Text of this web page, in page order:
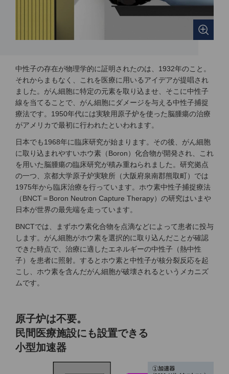
中性子の存在が物理学的に証明されたのは、1932年のこと。
それからまもなく、これを医療に用いるアイデアが提唱され
ました。がん細胞に特定の元素を取り込ませ、そこに中性子
線を当てることで、がん細胞にダメージを与える中性子捕捉
療法です。1950年代には実験用原子炉を使った脳腫瘍の治療
がアメリカで最初に行われたといわれます。
日本でも1968年に臨床研究が始まります。その後、がん細胞
に取り込まれやすいホウ素（Boron）化合物が開発され、これ
を用いた脳腫瘍の臨床研究が積み重ねられました。研究拠点
の一つ、京都大学原子炉実験所（大阪府泉南郡熊取町）では
1975年から臨床治療を行っています。ホウ素中性子捕捉療法
（BNCT＝Boron Neutron Capture Therapy）の研究はいまや
日本が世界の最先端を走っています。
BNCTでは、まずホウ素化合物を点滴などによって患者に投与
します。がん細胞がホウ素を選択的に取り込んだことが確認
できた時点で、治療に適したエネルギーの中性子（熱中性
子）を患者に照射。するとホウ素と中性子が核分裂反応を起
こし、ホウ素を含んだがん細胞が破壊されるというメカニズ
ムです。
原子炉は不要。
民間医療施設にも設置できる
小型加速器